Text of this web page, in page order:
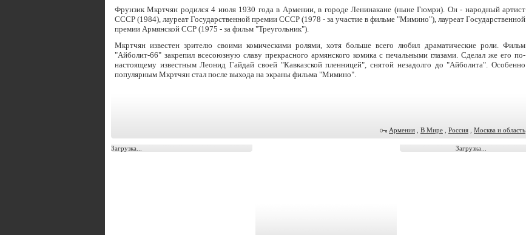
Фрунзик Мкртчян родился 4 июля 1930 года в Армении, в городе Ленинакане (ныне Гюмри). Он - народный артист
СССР (1984), лауреат Государственной премии СССР (1978 - за участие в фильме "Мимино"), лауреат Государственной
премии Армянской ССР (1975 - за фильм "Треугольник").
Мкртчян известен зрителю своими комическими ролями, хотя больше всего любил драматические роли. Фильм
"Айболит-66" закрепил всесоюзную славу прекрасного армянского комика с печальными глазами. Сделал же его по-
настоящему известным Леонид Гайдай своей "Кавказской пленницей", снятой незадолго до "Айболита". Особенно
популярным Мкртчян стал после выхода на экраны фильма "Мимино".
Армения В Мире Россия Москва и область
Загрузка... Загрузка...